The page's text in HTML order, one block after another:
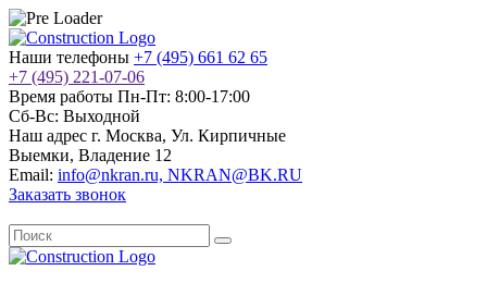
Наши телефоны +7 (495) 661 62 65
+7 (495) 221-07-06
Время работы Пн-Пт: 8:00-17:00
Сб-Вс: Выходной
Наш адрес г. Москва, Ул. Кирпичные
Выемки, Владение 12
Email: info@nkran.ru, NKRAN@BK.RU
Заказать звонок